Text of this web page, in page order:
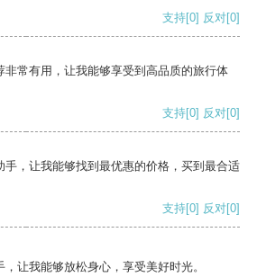
支持[0] 反对[0]
非常有用，让我能够享受到高品质的旅行体
支持[0] 反对[0]
手，让我能够找到最优惠的价格，买到最合适
支持[0] 反对[0]
让我能够放松身心，享受美好时光。